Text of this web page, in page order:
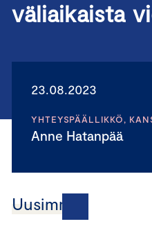
väliaikaista
23.08.2023
YHTEYSPÄÄLLIKKÖ,
Anne Hatanpää
Uusimmat